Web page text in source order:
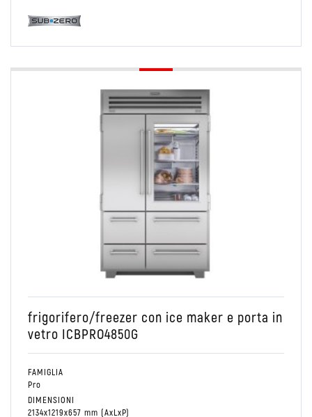
frigorifero/freezer con ice maker e porta in
vetro ICBPRO4850G
FAMIGLIA
Pro
DIMENSIONI
2134x1219x657 mm (AxLxP)
PRO48
Combinato Frigo/Freezer